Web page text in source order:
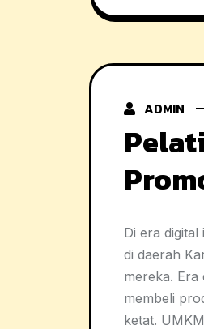
ADMIN
Di era
di daerah
mereka.
membeli
ketat.